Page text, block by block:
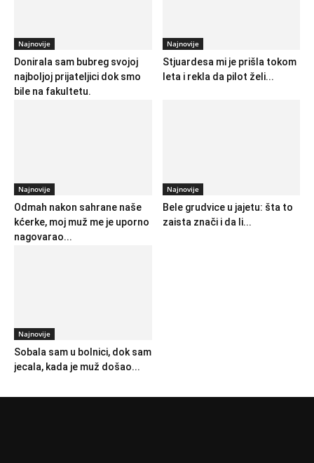
Najnovije
Donirala sam bubreg svojoj
najboljoj prijateljici dok smo
bile na fakultetu.
Najnovije
Stjuardesa mi je prišla tokom
leta i rekla da pilot želi...
Najnovije
Odmah nakon sahrane naše
kćerke, moj muž me je uporno
nagovarao...
Najnovije
Bele grudvice u jajetu: šta to
zaista znači i da li...
Najnovije
Sobala sam u bolnici, dok sam
jecala, kada je muž došao...